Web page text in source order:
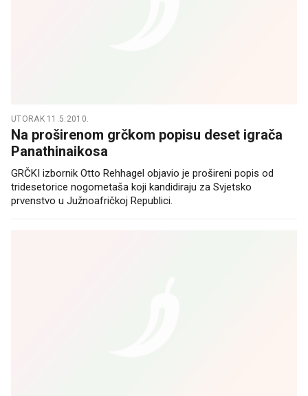
UTORAK 11.5.2010.
Na proširenom grčkom popisu deset igrača
Panathinaikosa
GRČKI izbornik Otto Rehhagel objavio je prošireni popis od
tridesetorice nogometaša koji kandidiraju za Svjetsko
prvenstvo u Južnoafričkoj Republici.